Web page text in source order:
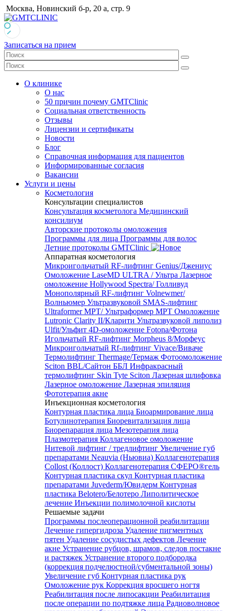
Москва, Новинский б-р, 20 а, стр. 9
Записаться на прием
О клинике
О нас
50 причин почему GMTClinic
Социальная ответственность
Отзывы
Лицензии и сертификаты
Новости
Блог
Справочная информация для пациентов
Информированные согласия
Вакансии
Услуги и цены
Косметология
Консультации специалистов
Консультация косметолога Медицинский
консилиум
Авторские протоколы омоложения
Программы для лица Программы для волос
Летние протоколы GMTClinic
Аппаратная косметология
Микроигольчатый RF-лифтинг Genius/Джениус
Омоложение LaseMD ULTRA / Ультра Лазерное
омоложение Hollywood Spectra/ Голливуд
Монополярный RF-лифтинг Volnewmer/
Волньюмер Ультразвуковой SMAS-лифтинг
Ultraformer MPT/ Ультраформер MPT Омоложение
Lutronic Clarity II/Кларити Ультразвуковой липолиз
Ulfit/Ульфит 4D-омоложение Fotona/Фотона
Игольчатый RF-лифтинг Morpheus 8/Морфеус
Микроигольчатый Rf-лифтинг Vivace/Виваче
Термолифтинг Thermage/Термаж Фотоомоложение
Sciton BBL/Сайтон ББЛ Инфракрасный
термолифтинг Skin Tyte Sciton Лазерная шлифовка
Лазерное омоложение Лазерная эпиляция
Фототерапия акне
Инъекционная косметология
Контурная пластика лица Биоармирование лица
Ботулинотерапия Биоревитализация лица
Биорепарация лица Мезотерапия лица
Плазмотерапия Коллагеновое омоложение
Нитевой лифтинг / тредлифтинг Увеличение губ
препаратами Neauvia (Ньювиа) Коллагенотерапия
Collost (Коллост) Коллагенотерапия СФЕРО®гель
Контурная пластика скул Контурная пластика
препаратами Juvederm/Ювидерм Контурная
пластика Belotero/Белотеро Липолитическое
лечение Инъекции полимолочной кислоты
Решаемые задачи
Программы послеоперационной реабилитации
Лечение гипергидроза Удаление пигментных
пятен Удаление сосудистых дефектов Лечение
акне Устранение рубцов, шрамов, следов постакне
и растяжек Устранение второго подбородка
(коррекция подчелюстной/субментальной зоны)
Увеличение губ Контурная пластика рук
Омоложение рук Коррекция вросшего ногтя
Реабилитация после липосакции Реабилитация
после операции по подтяжке лица Радиоволновое